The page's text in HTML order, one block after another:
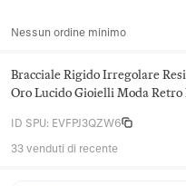
Nessun ordine minimo
Bracciale Rigido Irregolare
Oro Lucido Gioielli Moda Retro
ID SPU: EVFPJ3QZW6
33 venduti di recente